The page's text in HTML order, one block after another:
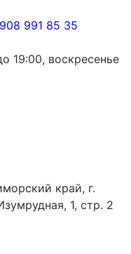
991 85 35
19:00, воскресенье
край, г.
1, стр. 2